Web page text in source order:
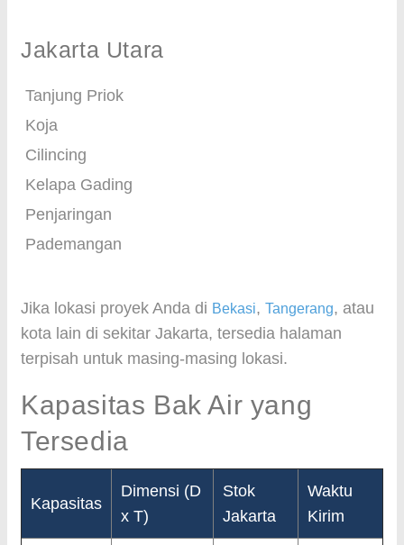
Jakarta Utara
Tanjung Priok
Koja
Cilincing
Kelapa Gading
Penjaringan
Pademangan
Jika lokasi proyek Anda di Bekasi, Tangerang, atau
kota lain di sekitar Jakarta, tersedia halaman
terpisah untuk masing-masing lokasi.
Kapasitas Bak Air yang
Tersedia
Kapasitas
Dimensi (D
x T)
Stok
Jakarta
Waktu
Kirim